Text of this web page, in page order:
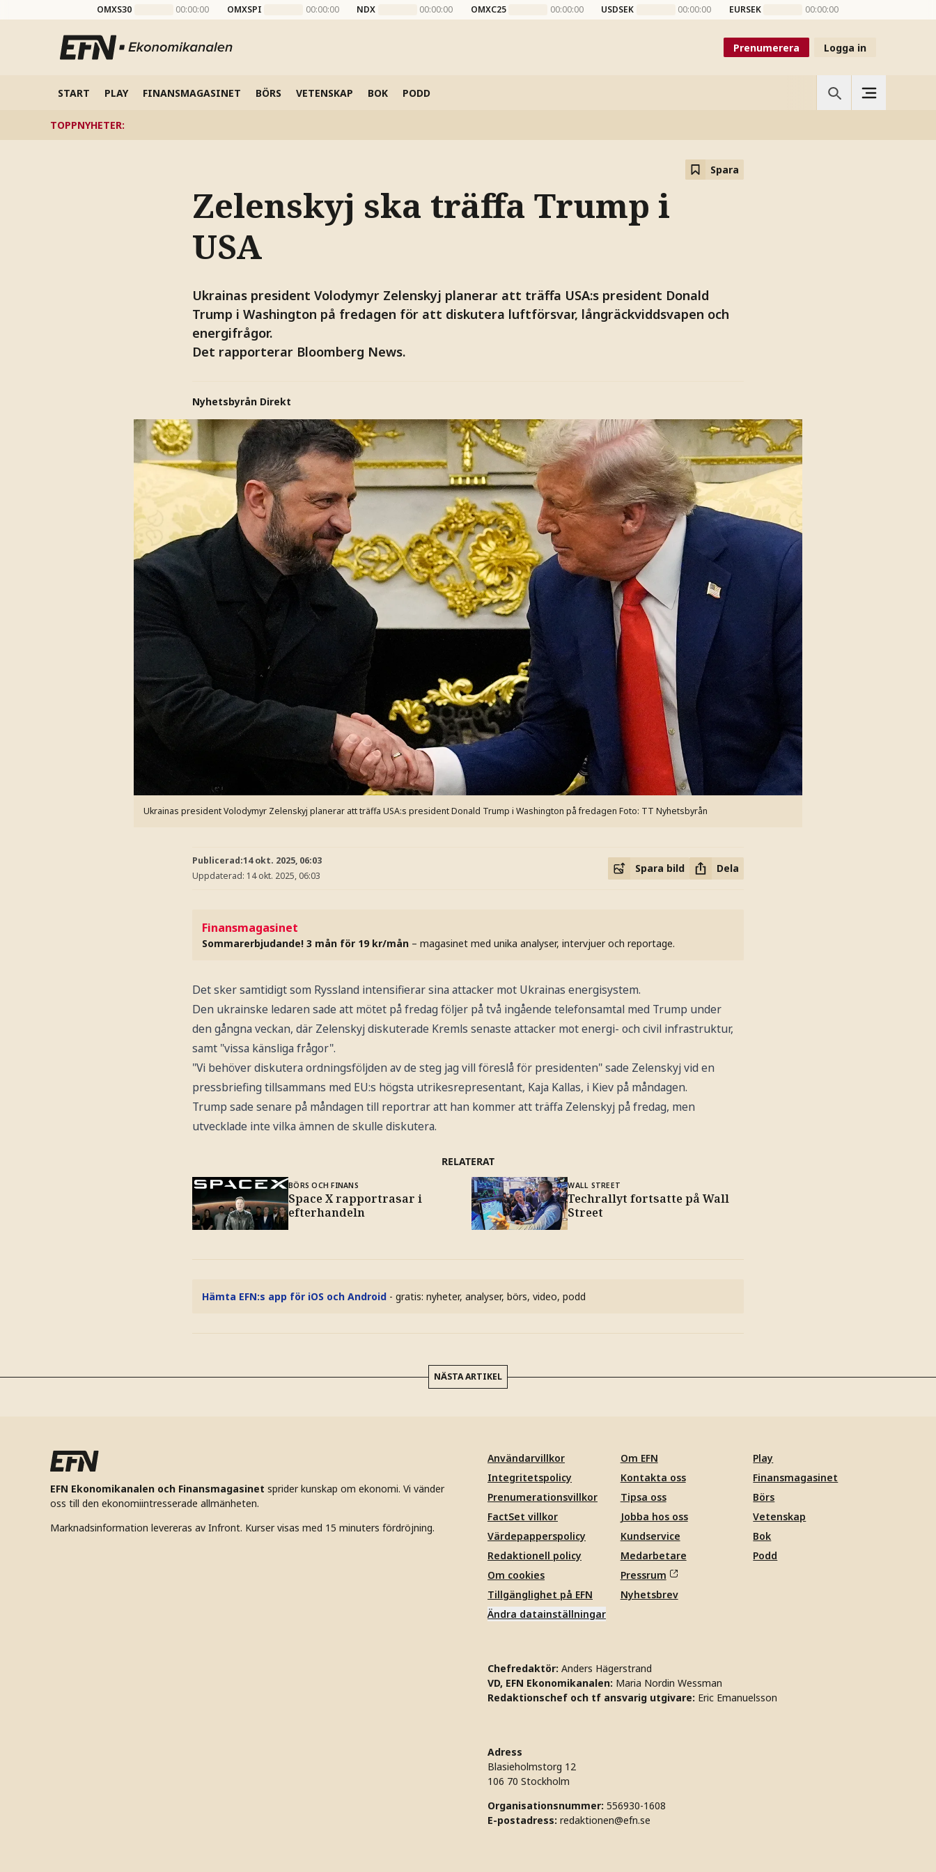
OMXS30 00:00:00 OMXSPI 00:00:00 NDX 00:00:00 OMXC25 00:00:00 USDSEK 00:00:00 EURSEK 00:00:00
Prenumerera Logga in
START PLAY FINANSMAGASINET BÖRS VETENSKAP BOK PODD
TOPPNYHETER:
Spara
Zelenskyj ska träffa Trump i
USA
Ukrainas president Volodymyr Zelenskyj planerar att träffa USA:s president Donald
Trump i Washington på fredagen för att diskutera luftförsvar, långräckviddsvapen och
energifrågor.
Det rapporterar Bloomberg News.
Nyhetsbyrån Direkt
Ukrainas president Volodymyr Zelenskyj planerar att träffa USA:s president Donald Trump i Washington på fredagen Foto: TT Nyhetsbyrån
Publicerad:14 okt. 2025, 06:03
Uppdaterad: 14 okt. 2025, 06:03
Spara bild Dela
Finansmagasinet
Sommarerbjudande! 3 mån för 19 kr/mån – magasinet med unika analyser, intervjuer och reportage.
Det sker samtidigt som Ryssland intensifierar sina attacker mot Ukrainas energisystem.
Den ukrainske ledaren sade att mötet på fredag följer på två ingående telefonsamtal med Trump under
den gångna veckan, där Zelenskyj diskuterade Kremls senaste attacker mot energi- och civil infrastruktur,
samt "vissa känsliga frågor".
"Vi behöver diskutera ordningsföljden av de steg jag vill föreslå för presidenten" sade Zelenskyj vid en
pressbriefing tillsammans med EU:s högsta utrikesrepresentant, Kaja Kallas, i Kiev på måndagen.
Trump sade senare på måndagen till reportrar att han kommer att träffa Zelenskyj på fredag, men
utvecklade inte vilka ämnen de skulle diskutera.
RELATERAT
BÖRS OCH FINANS
Space X rapportrasar i
efterhandeln
WALL STREET
Techrallyt fortsatte på Wall
Street
Hämta EFN:s app för iOS och Android - gratis: nyheter, analyser, börs, video, podd
NÄSTA ARTIKEL
EFN Ekonomikanalen och Finansmagasinet sprider kunskap om ekonomi. Vi vänder
oss till den ekonomiintresserade allmänheten.
Marknadsinformation levereras av Infront. Kurser visas med 15 minuters fördröjning.
Användarvillkor
Integritetspolicy
Prenumerationsvillkor
FactSet villkor
Värdepapperspolicy
Redaktionell policy
Om cookies
Tillgänglighet på EFN
Ändra datainställningar
Om EFN
Kontakta oss
Tipsa oss
Jobba hos oss
Kundservice
Medarbetare
Pressrum
Nyhetsbrev
Play
Finansmagasinet
Börs
Vetenskap
Bok
Podd
Chefredaktör: Anders Hägerstrand
VD, EFN Ekonomikanalen: Maria Nordin Wessman
Redaktionschef och tf ansvarig utgivare: Eric Emanuelsson
Adress
Blasieholmstorg 12
106 70 Stockholm
Organisationsnummer: 556930-1608
E-postadress: redaktionen@efn.se